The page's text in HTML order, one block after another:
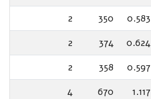
0.583
350
2
0.624
374
2
0.597
358
2
1.117
670
4